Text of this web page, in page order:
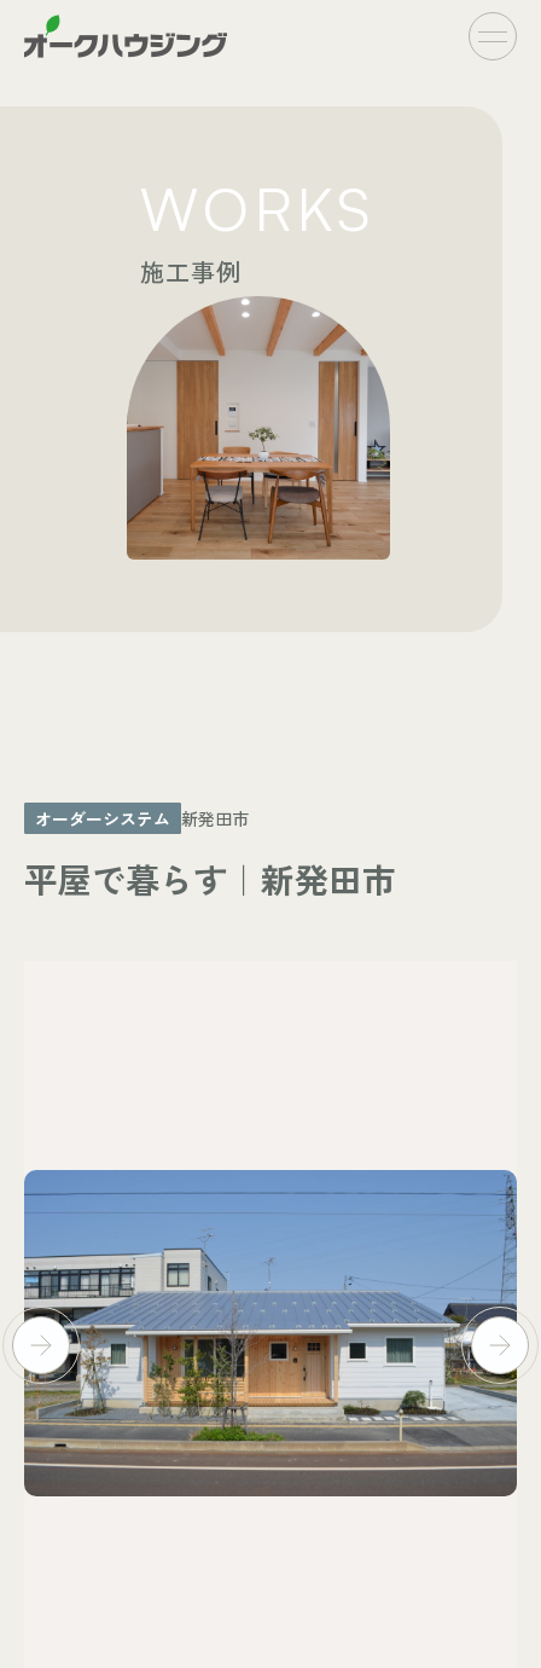
- オークハウジングの家づくり
- 家づくりの流れ
LINE UP
- オーダーシステム
完全自由設計
- フラットシステム
定額制住宅
INFO
- お知らせ
- 会社情報
CONTACT
個人情報保護方針
WORKS
施工事例
オーダーシステム 新発田市
平屋で暮らす｜新発田市